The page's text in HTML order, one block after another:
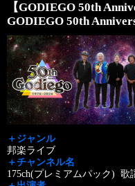
【GODIEGO 50th
GODIEGO 50th
＋ジャンル
邦楽ライブ
＋チャンネル名
175ch(プレミアムパック) 歌